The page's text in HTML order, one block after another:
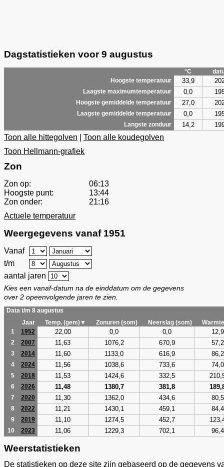
Dagstatistieken voor 9 augustus
°C
Hoogste temperatuur
33,9
Laagste maximumtemperatuur 0,0
Hoogste gemiddelde temperatuur 27,0
Laagste gemiddelde temperatuur 0,0
Langste zonduur 14,2
Toon alle hittegolven
Toon alle koudegolven
Toon Hellmann-grafiek
Zon
Zon op:
06:13
Hoogste punt:
13:44
Zon onder:
21:16
Actuele temperatuur
Weergegevens vanaf 1951
Vanaf
t/m
aantal jaren
Kies een vanaf-datum na de einddatum om de gegevens
over 2 opeenvolgende jaren te zien.
Data t/m 8 augustus
Jaar
Temp. (gem)▼ Zonuren (som) Neerslag (som)
1
1952 22,00 0,0 0,0 12,9
2 2007 11,63 1076,2 670,9 57,2
3 2014 11,60 1133,0 616,9 86,2
4 2024 11,56 1038,6 733,6 74,0
5 2018 11,53 1424,6 332,5
6 2026 11,48 1380,7 381,8
7 2020 11,30 1362,0 434,6 80,5
8 2022 11,21 1430,1 459,1 84,4
9 2019 11,10 1274,5 452,7
10 2023 11,06 1229,3 702,1 96,4
Weerstatistieken
De statistieken op deze site zijn gebaseerd op de gegevens